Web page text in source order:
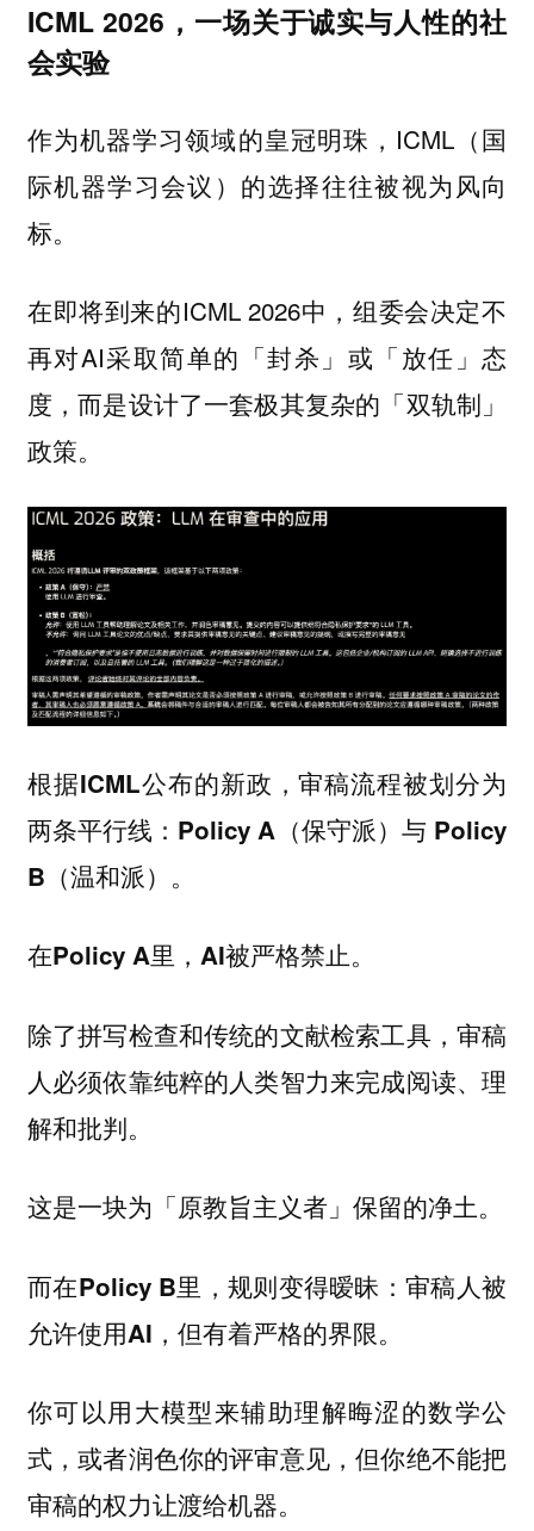
ICML 2026，一场关于诚实与人性的社
会实验
作为机器学习领域的皇冠明珠，ICML（国
际机器学习会议）的选择往往被视为风向
标。
在即将到来的ICML 2026中，组委会决定不
再对AI采取简单的「封杀」或「放任」态
度，而是设计了一套极其复杂的「双轨制」
政策。
根据ICML公布的新政，审稿流程被划分为
两条平行线：Policy A（保守派）与 Policy
B（温和派）。
在Policy A里，AI被严格禁止。
除了拼写检查和传统的文献检索工具，审稿
人必须依靠纯粹的人类智力来完成阅读、理
解和批判。
这是一块为「原教旨主义者」保留的净土。
而在Policy B里，规则变得暧昧：审稿人被
允许使用AI，但有着严格的界限。
你可以用大模型来辅助理解晦涩的数学公
式，或者润色你的评审意见，但你绝不能把
审稿的权力让渡给机器。